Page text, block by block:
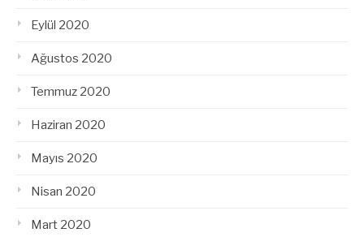
Eylül 2020
Ağustos 2020
Temmuz 2020
Haziran 2020
Mayıs 2020
Nisan 2020
Mart 2020